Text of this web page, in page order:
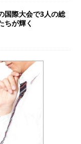
国際大会で3人の総
が輝く